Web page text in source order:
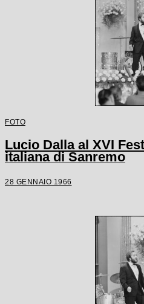
FOTO
Lucio Dalla al XVI
italiana di Sanremo
28 GENNAIO 1966